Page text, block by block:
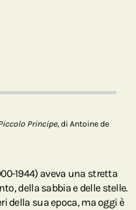
Principe,di Antoine de
1944) aveva una stretta
della sabbia e delle stelle.
della sua epoca, ma oggi è